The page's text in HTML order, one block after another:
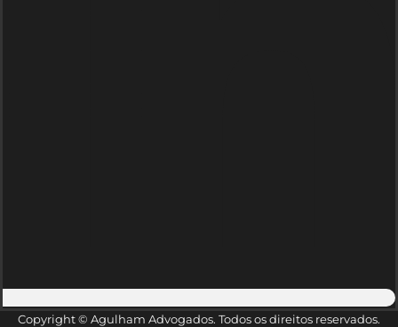
Copyright © Agulham Advogados. Todos os direitos reservados.